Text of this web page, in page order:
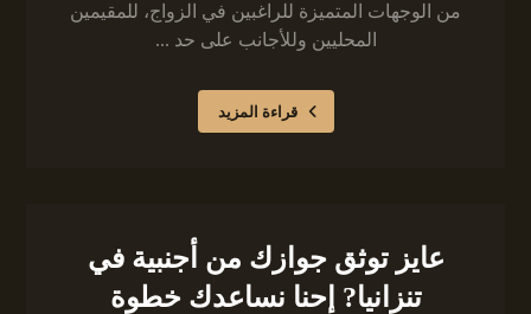
من الوجهات المتميزة للراغبين في الزواج، للمقيمين
المحليين وللأجانب على حد ...
قراءة المزيد
عايز توثق جوازك من أجنبية في
تنزانيا? إحنا نساعدك خطوة